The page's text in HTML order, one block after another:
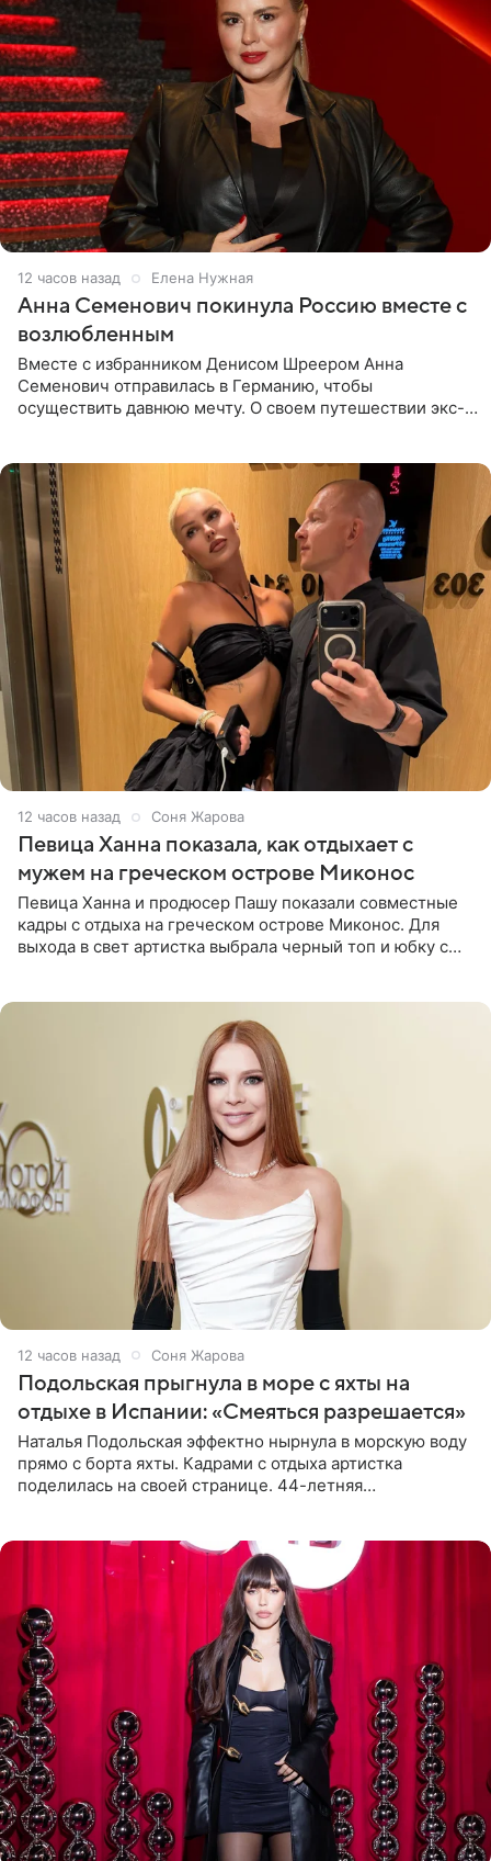
12 часов назад Елена Нужная
Анна Семенович покинула Россию вместе с
возлюбленным
Вместе с избранником Денисом Шреером Анна
Семенович отправилась в Германию, чтобы
осуществить давнюю мечту. О своем путешествии экс-
12 часов назад Соня Жарова
Певица Ханна показала, как отдыхает с
мужем на греческом острове Миконос
Певица Ханна и продюсер Пашу показали совместные
кадры с отдыха на греческом острове Миконос. Для
выхода в свет артистка выбрала черный топ и юбку с
12 часов назад Соня Жарова
Подольская прыгнула в море с яхты на
отдыхе в Испании: «Смеяться разрешается»
Наталья Подольская эффектно нырнула в морскую воду
прямо с борта яхты. Кадрами с отдыха артистка
поделилась на своей странице. 44-летняя